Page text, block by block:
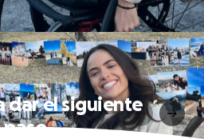
dar el siguiente
paso